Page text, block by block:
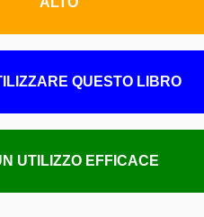
QUESTO LIBRO
UTILIZZO EFFICACE